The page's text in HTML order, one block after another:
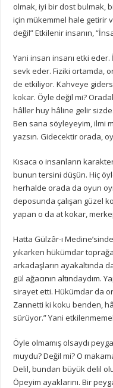
olmak, iyi bir dost bulmak,
için mükemmel hale getirir
değil” Etkilenir insanın,
Yani insan insanı etki
sevk eder. Fiziki ortamda,
de etkiliyor. Kahveye
kokar. Öyle değil mi?
hâller huy hâline gelir
Ben sana söyleyeyim, ilmi
yazsın. Gidecektir orada,
Kısaca o insanların
bunun tersini düşün. Hiç
herhalde orada da oyun
deposunda çalışan güzel
yapan o da at kokar,
Hatta Gülzâr-ı
yıkarken hükümdar
arkadaşların ayakaltında
gül ağacının altındaydım.
sirayet etti. Hükümdar da
Zannetti ki koku benden,
sürüyor.” Yani
Öyle olmamış olsaydı
muydu? Değil mi? O
Delil, bundan büyük delil
Öpeyim ayaklarını. Bir